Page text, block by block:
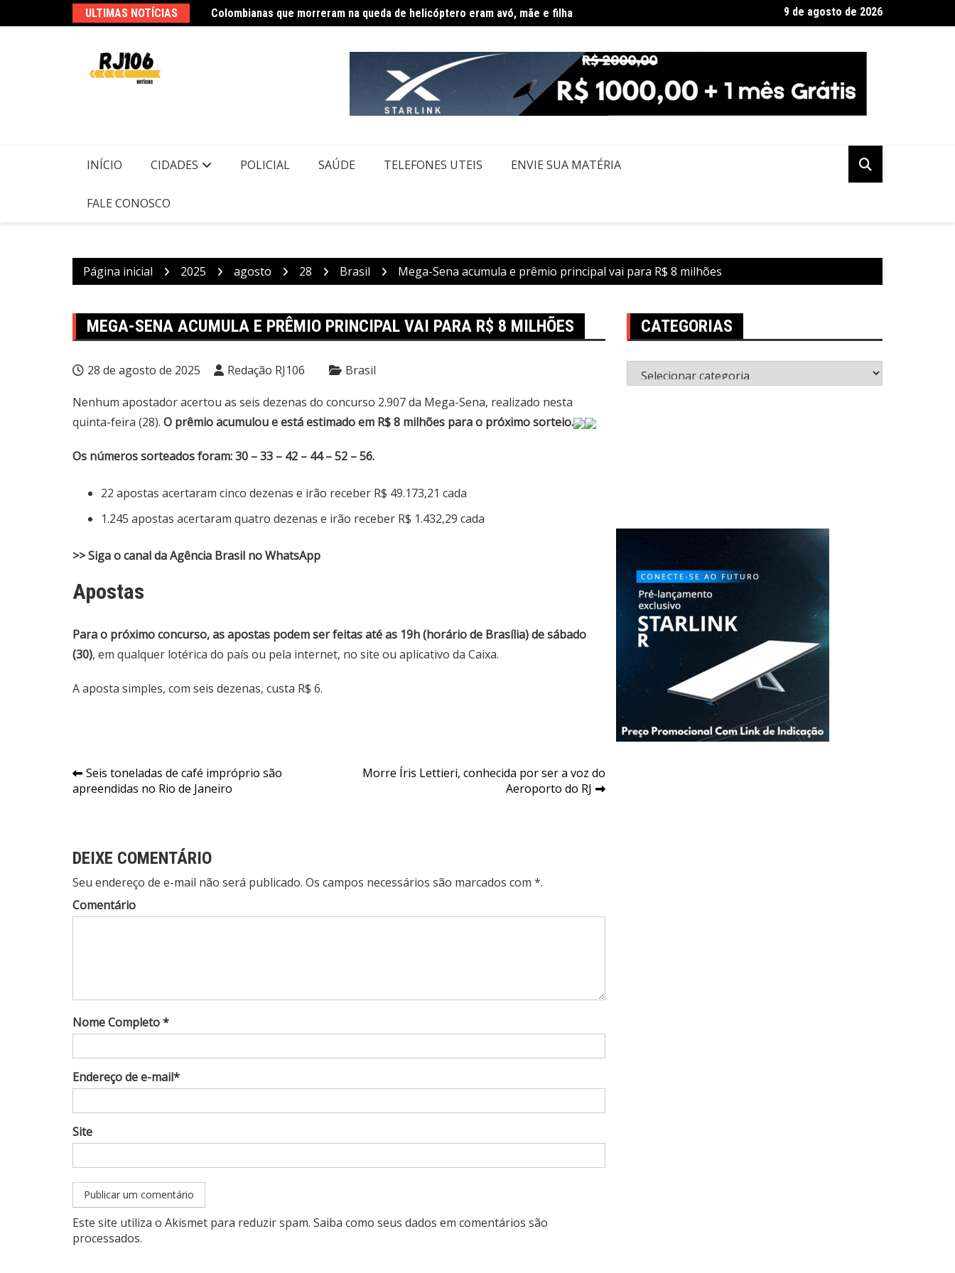
para
ULTIMAS NOTÍCIAS
show exclusivo na TV Brasil Colombianas que morreram na queda de helicóptero eram avó, mãe e filha Mega-Sena sorteia prêmio acumulado de R$ 165 milhões neste
9 de agosto de 2026
INÍCIO CIDADES POLICIAL SAÚDE TELEFONES UTEIS ENVIE SUA MATÉRIA
FALE CONOSCO
Página inicial 2025 agosto 28 Brasil Mega-Sena acumula e prêmio principal vai para R$ 8 milhões
MEGA-SENA ACUMULA E PRÊMIO PRINCIPAL VAI PARA R$ 8 MILHÕES
28 de agosto de 2025 Redação RJ106 Brasil
Nenhum apostador acertou as seis dezenas do concurso 2.907 da Mega-Sena, realizado nesta
quinta-feira (28). O prêmio acumulou e está estimado em R$ 8 milhões para o próximo sorteio.
Os números sorteados foram: 30 – 33 – 42 – 44 – 52 – 56.
22 apostas acertaram cinco dezenas e irão receber R$ 49.173,21 cada
1.245 apostas acertaram quatro dezenas e irão receber R$ 1.432,29 cada
>> Siga o canal da Agência Brasil no WhatsApp
Apostas
Para o próximo concurso, as apostas podem ser feitas até as 19h (horário de Brasília) de sábado
(30), em qualquer lotérica do país ou pela internet, no site ou aplicativo da Caixa.
A aposta simples, com seis dezenas, custa R$ 6.
Navegação
de
Seis toneladas de café impróprio são
apreendidas no Rio de Janeiro
Morre Íris Lettieri, conhecida por ser a voz do
Aeroporto do RJ
DEIXE COMENTÁRIO
Seu endereço de e-mail não será publicado. Os campos necessários são marcados com *.
Comentário
Nome Completo *
Endereço de e-mail*
Site
Este site utiliza o Akismet para reduzir spam. Saiba como seus dados em comentários são
processados.
CATEGORIAS
Categorias